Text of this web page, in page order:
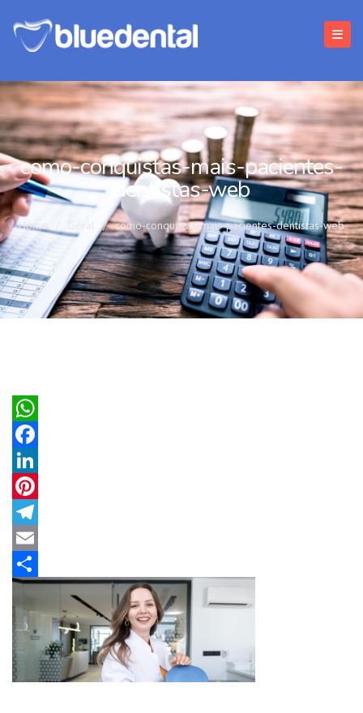
como-conquistas-mais-pacientes-
dentistas-web
Home Geral / como-conquistas-mais-pacientes-dentistas-web
WhatsApp
Facebook
LinkedIn
Pinterest
Telegram
Email
Share